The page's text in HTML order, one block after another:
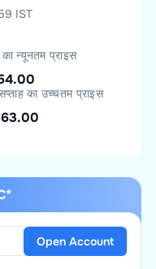
IST
न्यूनतम प्राइस
का उच्चतम प्राइस
Open Account